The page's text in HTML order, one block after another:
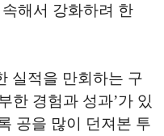
해서 강화하려 한
실적을 만회하는 구
한 경험과 성과’가 있
공을 많이 던져본 투